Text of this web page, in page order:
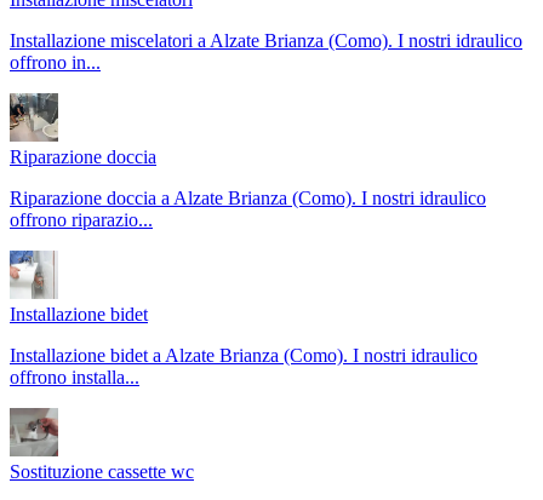
Installazione miscelatori a Alzate Brianza (Como). I nostri idraulico
offrono in...
Riparazione doccia
Riparazione doccia a Alzate Brianza (Como). I nostri idraulico
offrono riparazio...
Installazione bidet
Installazione bidet a Alzate Brianza (Como). I nostri idraulico
offrono installa...
Sostituzione cassette wc